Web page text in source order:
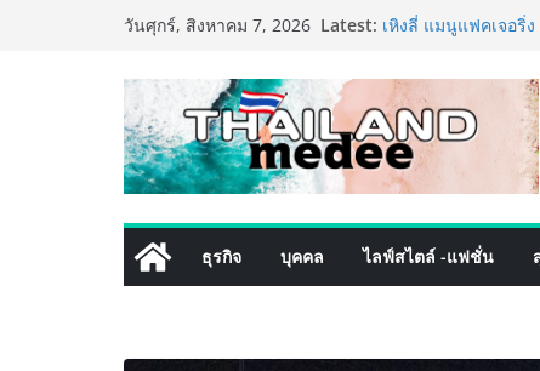
วันศุกร์, สิงหาคม 7, 2026 Latest: ททท. ประกาศความส
เหิงลี่ แมนูแฟคเจอริ่
ในชลบุรี เดินหน้าขย
เสริมแกร่งยุทธศาสต
TECNO ประกาศทร
เท็ม เสิร์ฟใหญ่ปักหมุ
8 Series จุดเริ่มต้น
PIPPER
เลี้ยง ชูนวัตกรรมพลั
ปลอดภัย ไร้สารตกค้
ไทย วันนี้ – 8 สิงหา
ธุรกิจ บุคคล ไลฟ์สไตล์ -แฟชั่น